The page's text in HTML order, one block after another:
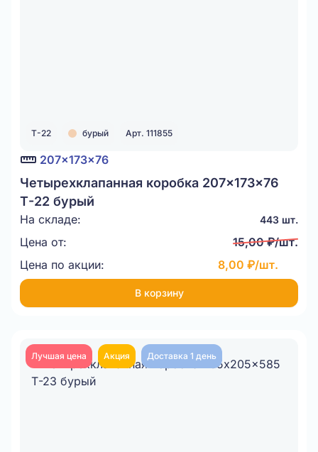
Т-22 бурый Арт. 111855
207x173x76
Четырехклапанная коробка 207x173x76
Т-22 бурый
На складе: 443 шт.
Цена от:
15,00 ₽/шт.
Цена по акции:
8,00 ₽/шт.
В корзину
Лучшая цена Акция Доставка 1 день